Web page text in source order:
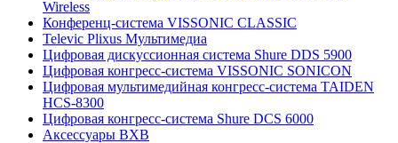
Wireless
Конференц-система VISSONIC CLASSIC
Televic Plixus Мультимедиа
Цифровая дискуссионная система Shure DDS 5900
Цифровая конгресс-система VISSONIC SONICON
Цифровая мультимедийная конгресс-система TAIDEN
HCS-8300
Цифровая конгресс-система Shure DCS 6000
Аксессуары BXB